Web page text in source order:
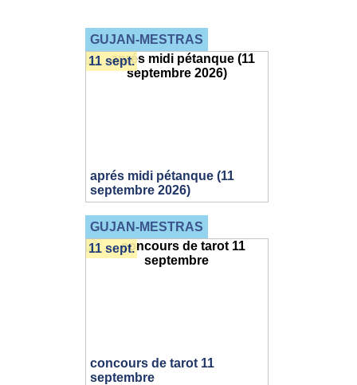
GUJAN-MESTRAS
aprés midi pétanque (11
septembre 2026)
11 sept.
GUJAN-MESTRAS
concours de tarot 11
septembre
11 sept.